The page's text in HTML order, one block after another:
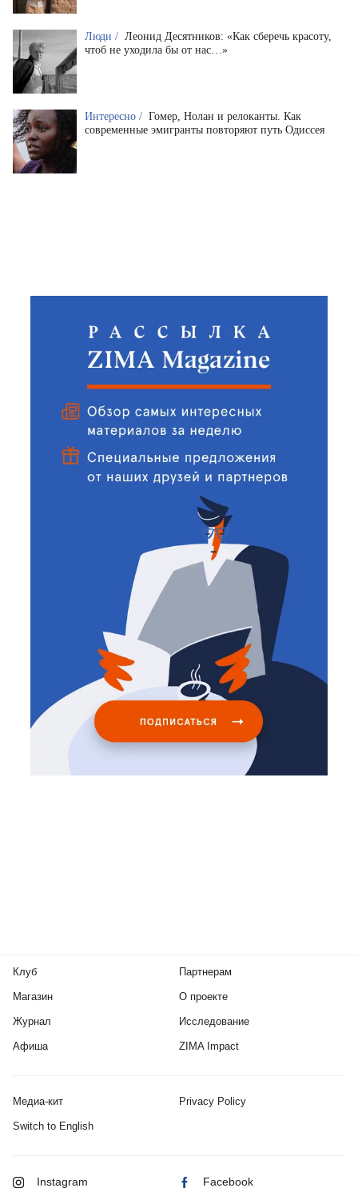
Люди / Леонид Десятников: «Как сберечь красоту,
чтоб не уходила бы от нас…»
Интересно / Гомер, Нолан и релоканты. Как
современные эмигранты повторяют путь Одиссея
Клуб
Магазин
Журнал
Афиша
Партнерам
О проекте
Исследование
ZIMA Impact
Медиа-кит Privacy Policy
Switch to English
Instagram Facebook